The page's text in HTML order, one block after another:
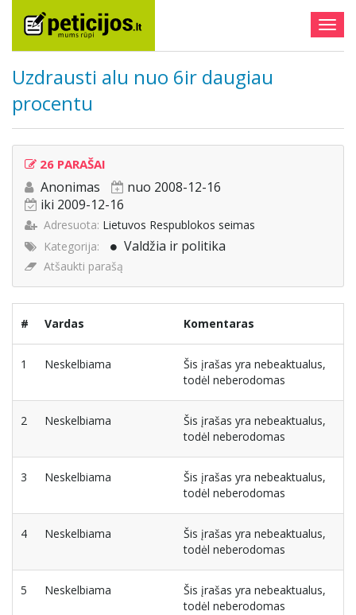
Uzdrausti alu nuo 6ir daugiau
procentu
26 PARAŠAI
Anonimas
nuo 2008-12-16
iki 2009-12-16
Adresuota: Lietuvos Respublokos seimas
Kategorija:
Valdžia ir politika
Atšaukti parašą
# Vardas Komentaras
1 Neskelbiama
Šis įrašas yra nebeaktualus,
todėl neberodomas
2 Neskelbiama
Šis įrašas yra nebeaktualus,
todėl neberodomas
3 Neskelbiama
Šis įrašas yra nebeaktualus,
todėl neberodomas
4 Neskelbiama
Šis įrašas yra nebeaktualus,
todėl neberodomas
5 Neskelbiama
Šis įrašas yra nebeaktualus,
todėl neberodomas